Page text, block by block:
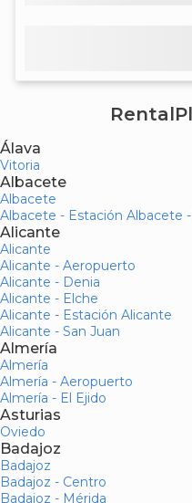
Álava
Vitoria
Albacete
Albacete
Albacete - Estación Albacete
Alicante
Alicante
Alicante - Aeropuerto
Alicante - Denia
Alicante - Elche
Alicante - Estación Alicante
Alicante - San Juan
Almería
Almería
Almería - Aeropuerto
Almería - El Ejido
Asturias
Oviedo
Badajoz
Badajoz
Badajoz - Centro
Badajoz - Mérida